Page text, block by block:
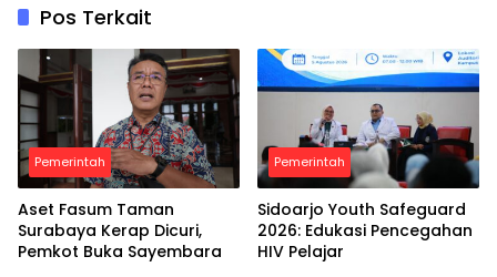
Pos Terkait
Pemerintah
Aset Fasum Taman
Surabaya Kerap Dicuri,
Pemkot Buka Sayembara
Pemerintah
Sidoarjo Youth Safeguard
2026: Edukasi Pencegahan
HIV Pelajar